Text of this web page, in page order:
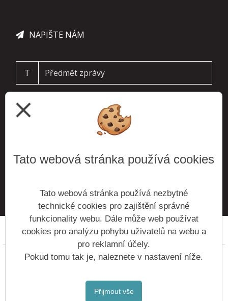
NAPIŠTE NÁM
T
ODESLAT
Prohlášení o přístupnosti Mapa webu Cookies
Copyright © 2016 - 2026 Základní škola Roztoky &
Postaveno ve službě
VlastníŠkolníWeb.cz
close
Tato webová stránka používá cookies
Tato webová stránka používá nezbytné
technické cookies pro zajištění správné
funkcionality webu. Dále může web používat
cookies pro analýzu pohybu uživatelů na webu a
pro reklamní účely.
Pokud tomu tak je, naleznete v nastavení níže.
Přijmout vše